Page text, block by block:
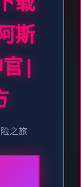
斯
|
之旅